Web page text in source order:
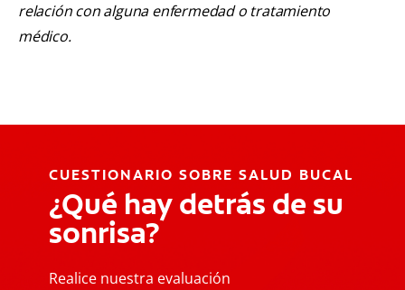
relación con alguna enfermedad o tratamiento
médico.
CUESTIONARIO SOBRE SALUD BUCAL
¿Qué hay detrás de su
sonrisa?
Realice nuestra evaluación